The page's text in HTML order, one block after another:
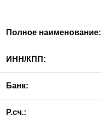
Полное наименование:
ИНН/КПП:
Банк:
Р.сч.: